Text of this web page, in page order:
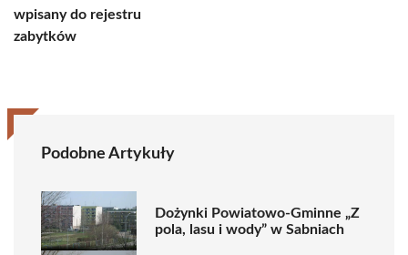
wpisany do rejestru
zabytków
Podobne Artykuły
Dożynki Powiatowo-Gminne „Z
pola, lasu i wody” w Sabniach